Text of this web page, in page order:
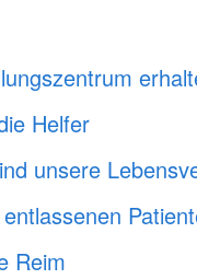
Helfer
unsere
Reim